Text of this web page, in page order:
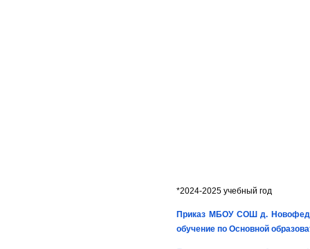
*2024-2025 учебный год
Приказ МБОУ СОШ д.
обучение по Основной